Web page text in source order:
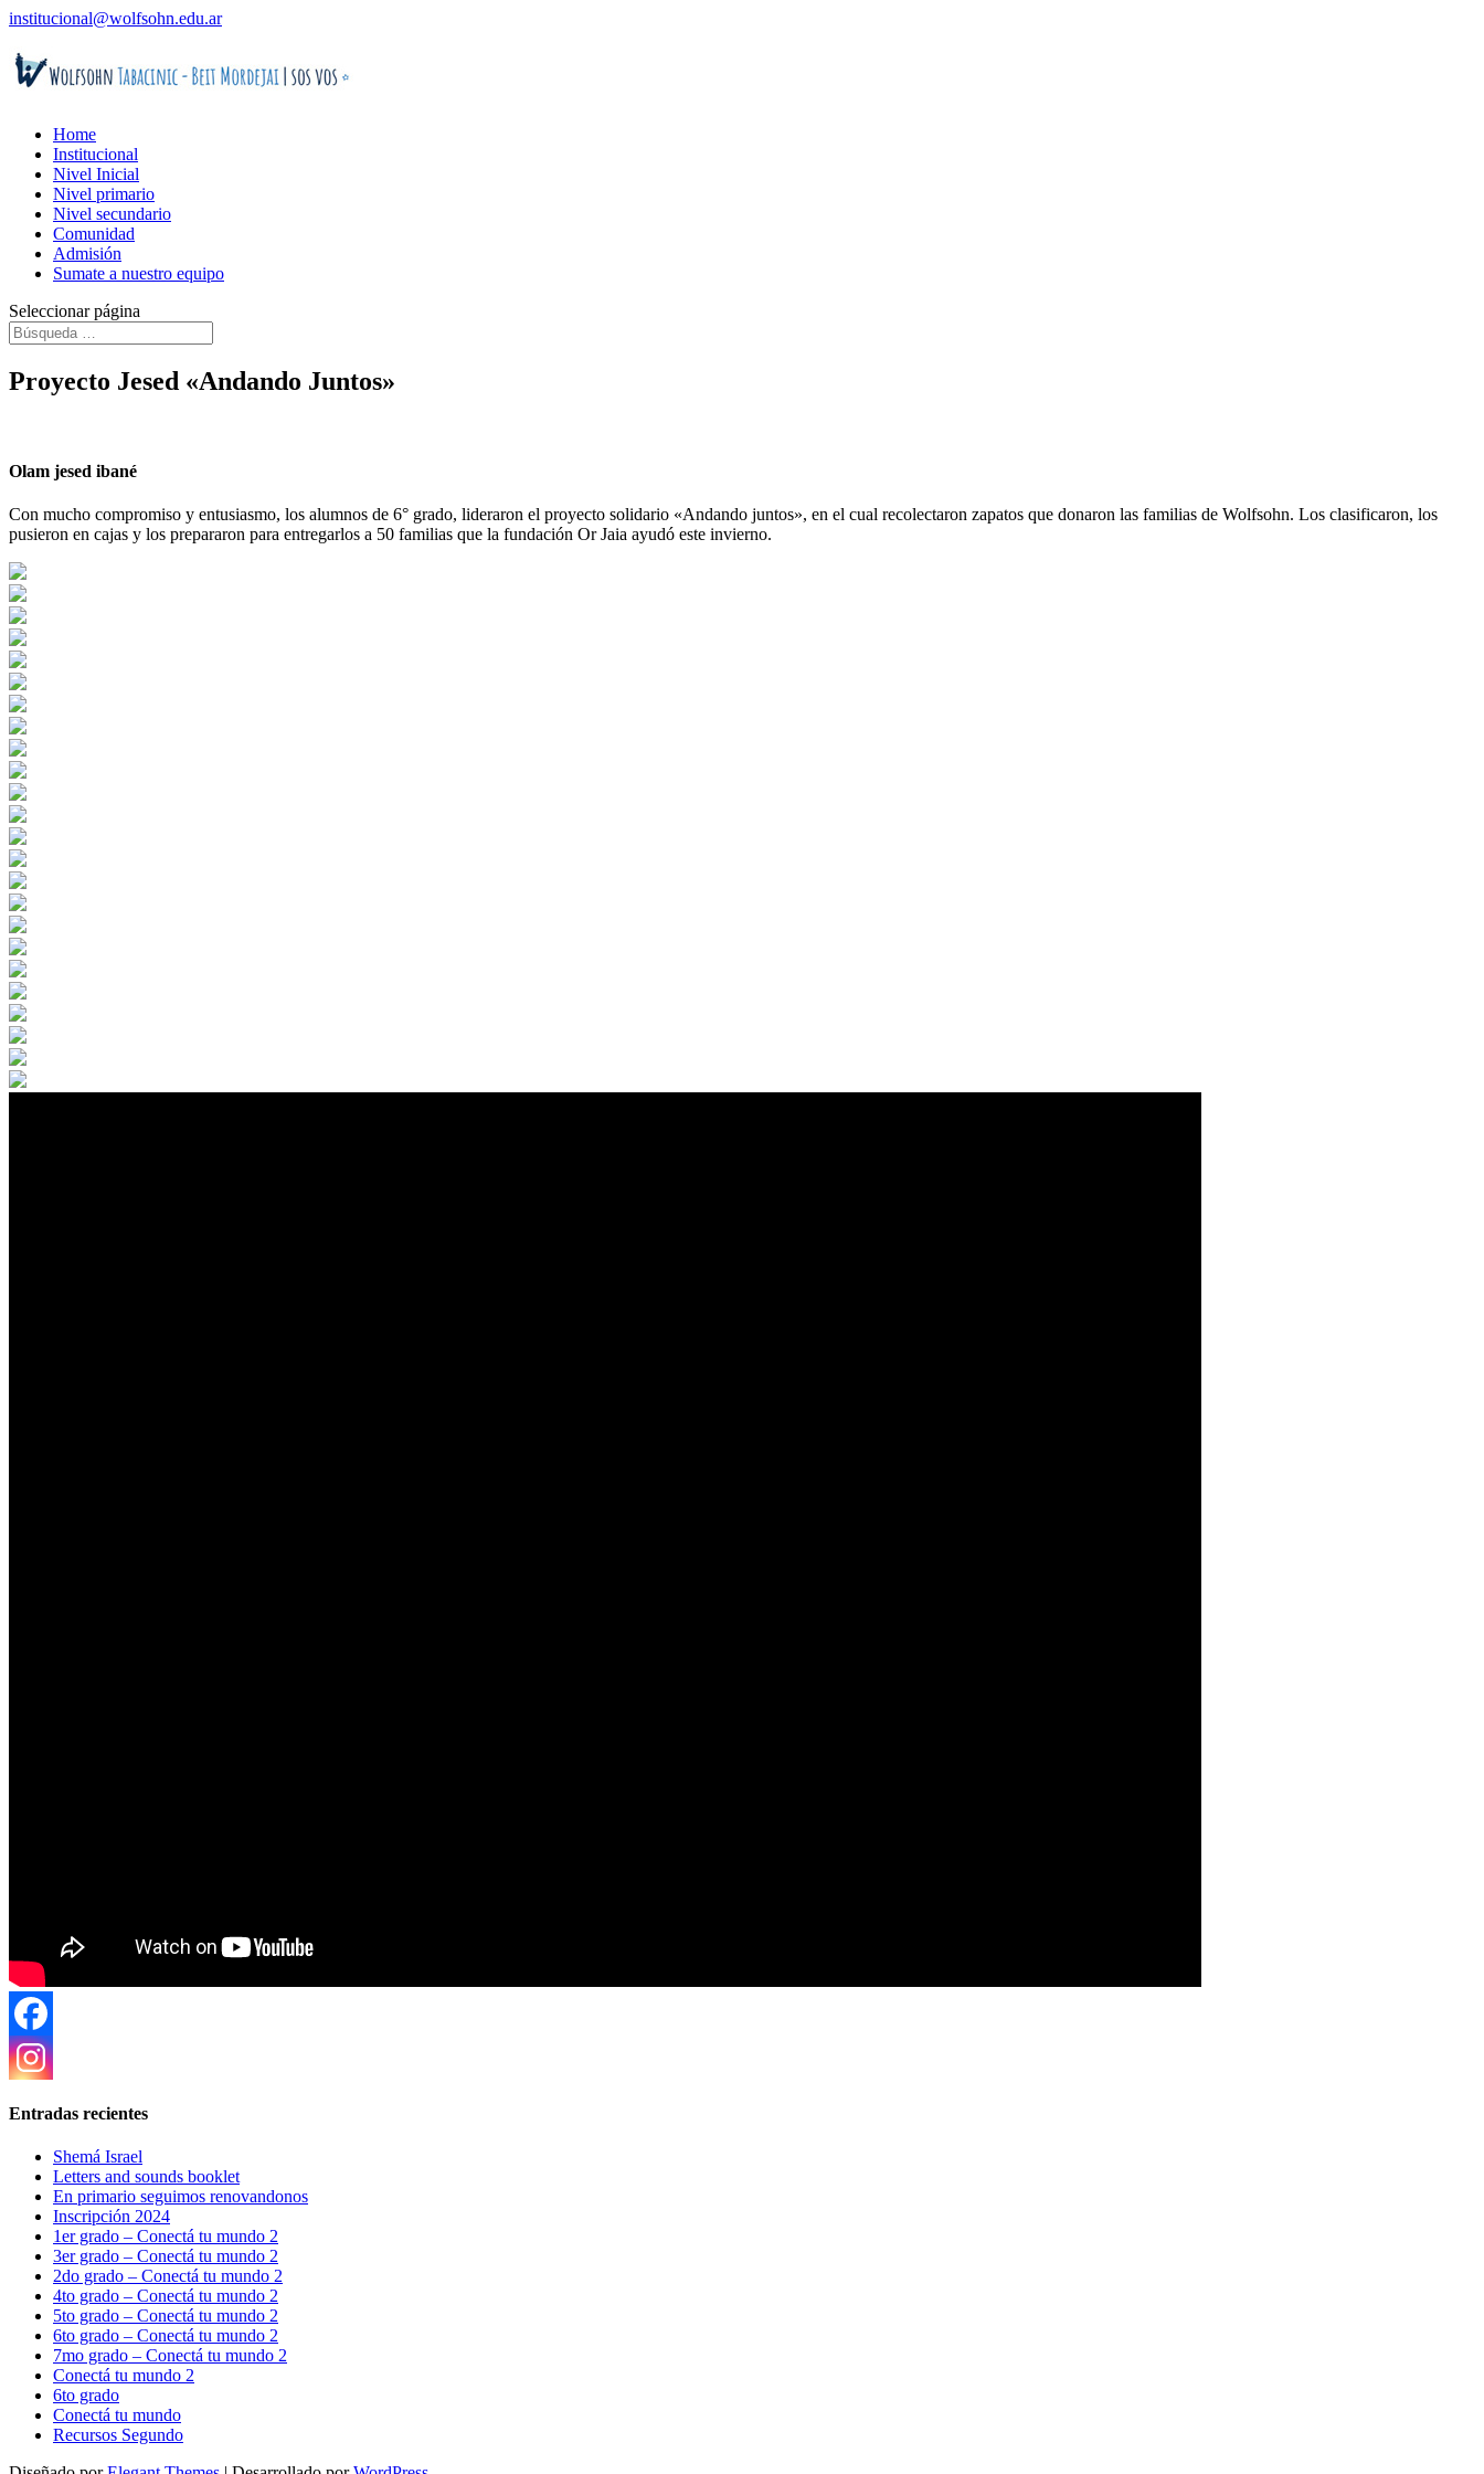
institucional@wolfsohn.edu.ar
Home
Institucional
Nivel Inicial
Nivel primario
Nivel secundario
Comunidad
Admisión
Sumate a nuestro equipo
Seleccionar página
Proyecto Jesed «Andando Juntos»
Olam jesed ibané
Con mucho compromiso y entusiasmo, los alumnos de 6° grado, lideraron el proyecto solidario «Andando juntos», en el cual recolectaron zapatos que donaron las familias de Wolfsohn. Los clasificaron, los
pusieron en cajas y los prepararon para entregarlos a 50 familias que la fundación Or Jaia ayudó este invierno.
Entradas recientes
Shemá Israel
Letters and sounds booklet
En primario seguimos renovandonos
Inscripción 2024
1er grado – Conectá tu mundo 2
3er grado – Conectá tu mundo 2
2do grado – Conectá tu mundo 2
4to grado – Conectá tu mundo 2
5to grado – Conectá tu mundo 2
6to grado – Conectá tu mundo 2
7mo grado – Conectá tu mundo 2
Conectá tu mundo 2
6to grado
Conectá tu mundo
Recursos Segundo